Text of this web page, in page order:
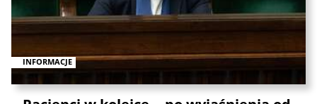
INFORMACJE